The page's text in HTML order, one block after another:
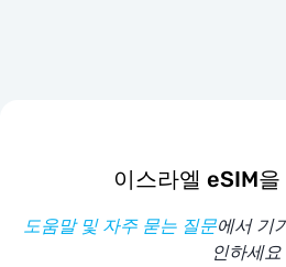
이스라엘 eSIM을
도움말 및 자주 묻는 질문에서 기
인하세요